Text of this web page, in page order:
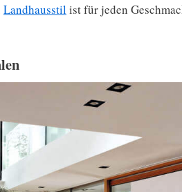
Landhausstilist für jeden